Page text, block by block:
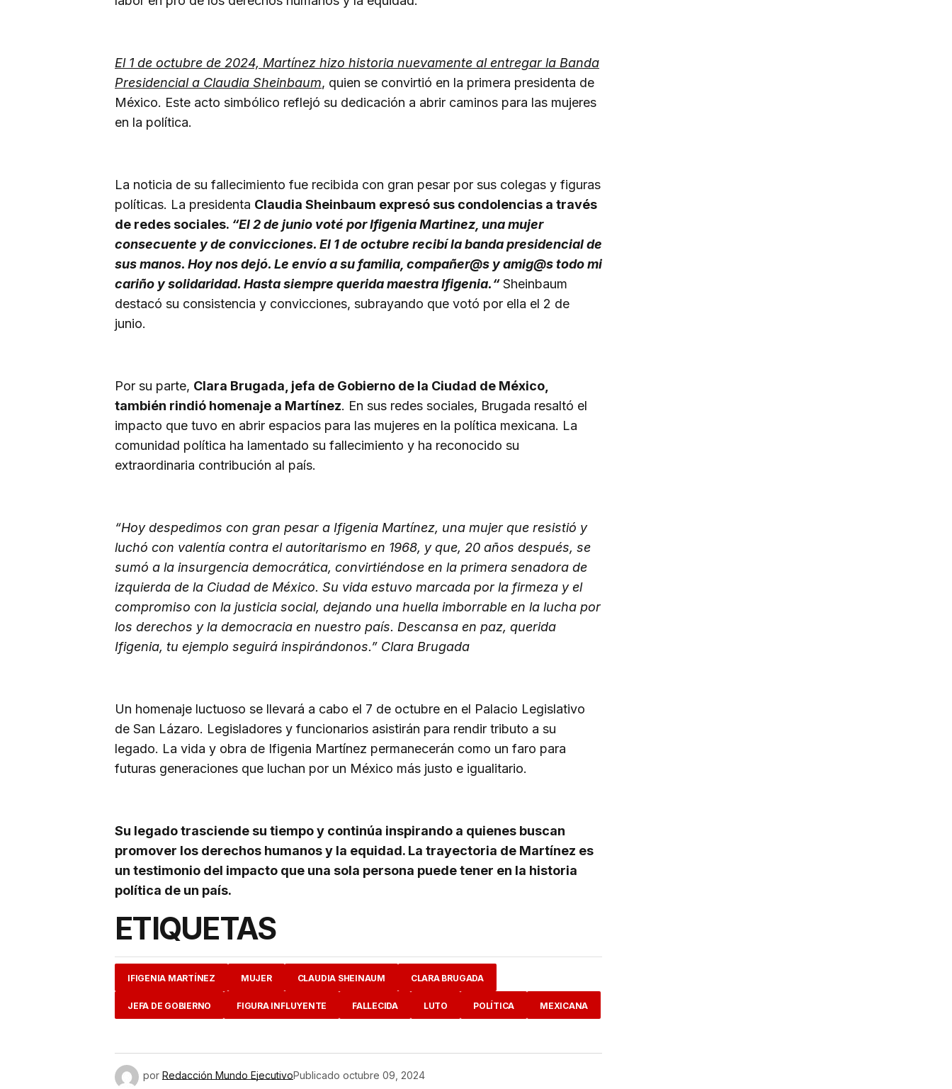
El 1 de octubre de 2024, Martínez hizo historia nuevamente al entregar la Banda
Presidencial a Claudia Sheinbaum, quien se convirtió en la primera presidenta de
México. Este acto simbólico reflejó su dedicación a abrir caminos para las mujeres
en la política.
La noticia de su fallecimiento fue recibida con gran pesar por sus colegas y figuras
políticas. La presidenta Claudia Sheinbaum expresó sus condolencias a través
de redes sociales. “El 2 de junio voté por Ifigenia Martinez, una mujer
consecuente y de convicciones. El 1 de octubre recibí la banda presidencial de
sus manos. Hoy nos dejó. Le envío a su familia, compañer@s y amig@s todo mi
cariño y solidaridad. Hasta siempre querida maestra Ifigenia.“Sheinbaum
destacó su consistencia y convicciones, subrayando que votó por ella el 2 de
junio.
Por su parte, Clara Brugada, jefa de Gobierno de la Ciudad de México,
también rindió homenaje a Martínez. En sus redes sociales, Brugada resaltó el
impacto que tuvo en abrir espacios para las mujeres en la política mexicana. La
comunidad política ha lamentado su fallecimiento y ha reconocido su
extraordinaria contribución al país.
“Hoy despedimos con gran pesar a Ifigenia Martínez, una mujer que resistió y
luchó con valentía contra el autoritarismo en 1968, y que, 20 años después, se
sumó a la insurgencia democrática, convirtiéndose en la primera senadora de
izquierda de la Ciudad de México. Su vida estuvo marcada por la firmeza y el
compromiso con la justicia social, dejando una huella imborrable en la lucha por
los derechos y la democracia en nuestro país. Descansa en paz, querida
Ifigenia, tu ejemplo seguirá inspirándonos.” Clara Brugada
Un homenaje luctuoso se llevará a cabo el 7 de octubre en el Palacio Legislativo
de San Lázaro. Legisladores y funcionarios asistirán para rendir tributo a su
legado. La vida y obra de Ifigenia Martínez permanecerán como un faro para
futuras generaciones que luchan por un México más justo e igualitario.
Su legado trasciende su tiempo y continúa inspirando a quienes buscan
promover los derechos humanos y la equidad. La trayectoria de Martínez es
un testimonio del impacto que una sola persona puede tener en la historia
política de un país.
ETIQUETAS
IFIGENIA MARTÍNEZ MUJER CLAUDIA SHEINAUM CLARA BRUGADA
JEFA DE GOBIERNO FIGURA INFLUYENTE FALLECIDA LUTO POLÍTICA MEXICANA
por Redacción Mundo EjecutivoPublicado octubre 09, 2024